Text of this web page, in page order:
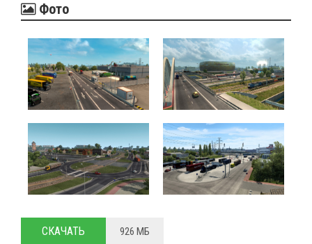
Фото
СКАЧАТЬ 926 МБ